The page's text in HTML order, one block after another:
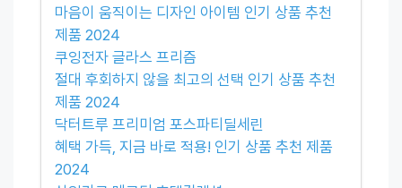
마음이 움직이는 디자인 아이템 인기 상품 추천
제품 2024
쿠잉전자 글라스 프리즘
절대 후회하지 않을 최고의 선택 인기 상품 추천
제품 2024
닥터트루 프리미엄 포스파티딜세린
혜택 가득, 지금 바로 적용! 인기 상품 추천 제품
2024